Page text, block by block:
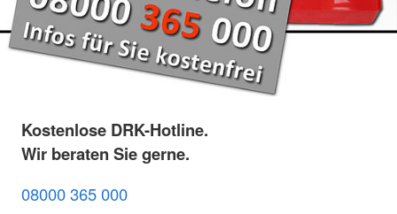
Kostenlose DRK-Hotline.
Wir beraten Sie gerne.
08000 365 000